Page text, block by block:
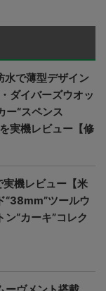
で薄型デザイン
ダイバーズウオッ
ー“スペンス
実機レビュー【修
実機レビュー【米
“38mm”ツールウ
“カーキ”コレク